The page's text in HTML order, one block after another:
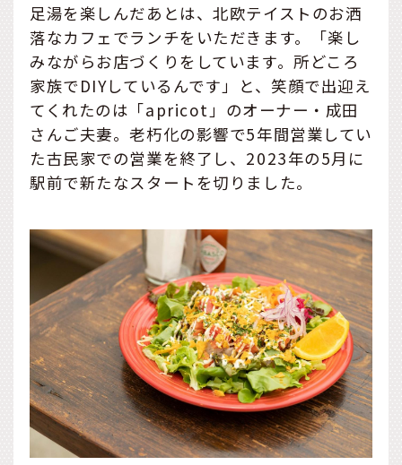
足湯を楽しんだあとは、北欧テイストのお洒
落なカフェでランチをいただきます。「楽し
みながらお店づくりをしています。所どころ
家族でDIYしているんです」と、笑顔で出迎え
てくれたのは「apricot」のオーナー・成田
さんご夫妻。老朽化の影響で5年間営業してい
た古民家での営業を終了し、2023年の5月に
駅前で新たなスタートを切りました。